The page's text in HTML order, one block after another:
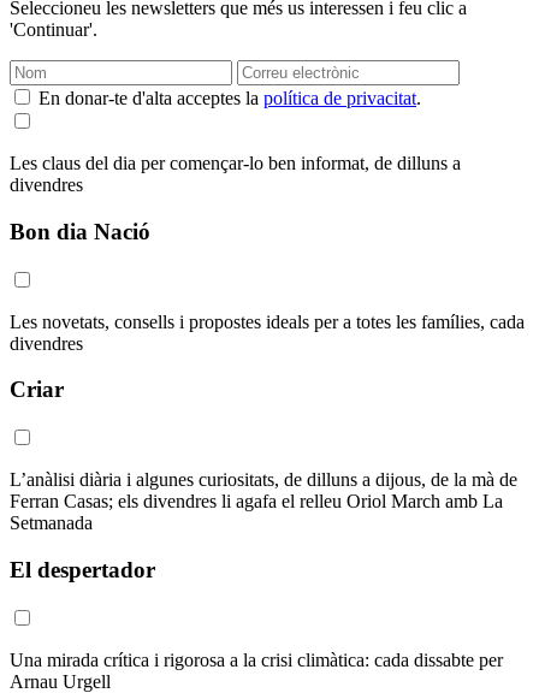
Seleccioneu les newsletters que més us interessen i feu clic a
'Continuar'.
En donar-te d'alta acceptes la política de privacitat.
Les claus del dia per començar-lo ben informat, de dilluns a
divendres
Bon dia Nació
Les novetats, consells i propostes ideals per a totes les famílies, cada
divendres
Criar
L’anàlisi diària i algunes curiositats, de dilluns a dijous, de la mà de
Ferran Casas; els divendres li agafa el relleu Oriol March amb La
Setmanada
El despertador
Una mirada crítica i rigorosa a la crisi climàtica: cada dissabte per
Arnau Urgell